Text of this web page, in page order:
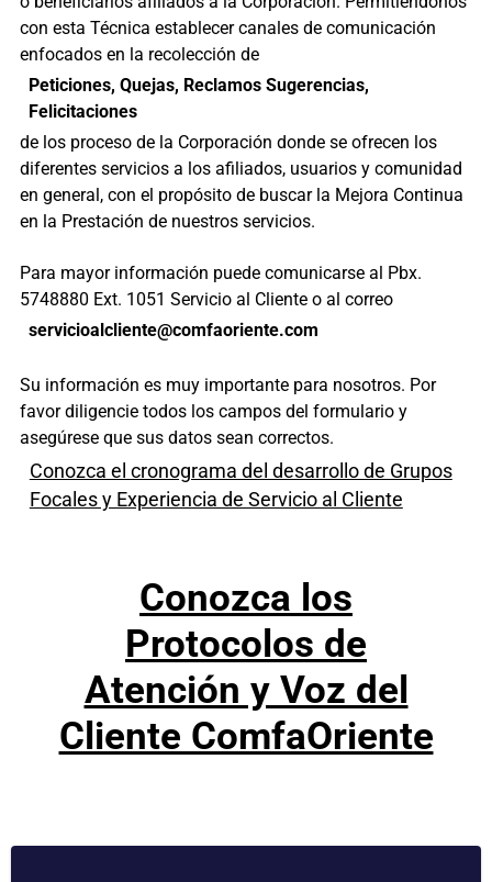
con esta Técnica establecer canales de comunicación
enfocados en la recolección de
Peticiones, Quejas, Reclamos Sugerencias,
Felicitaciones
de los proceso de la Corporación donde se ofrecen los
diferentes servicios a los afiliados, usuarios y comunidad
en general, con el propósito de buscar la Mejora Continua
en la Prestación de nuestros servicios.
Para mayor información puede comunicarse al Pbx.
5748880 Ext. 1051 Servicio al Cliente o al correo
servicioalcliente@comfaoriente.com
Su información es muy importante para nosotros. Por
favor diligencie todos los campos del formulario y
asegúrese que sus datos sean correctos.
Conozca el cronograma del desarrollo de Grupos
Focales y Experiencia de Servicio al Cliente
Conozca los
Protocolos de
Atención y Voz del
Cliente ComfaOriente